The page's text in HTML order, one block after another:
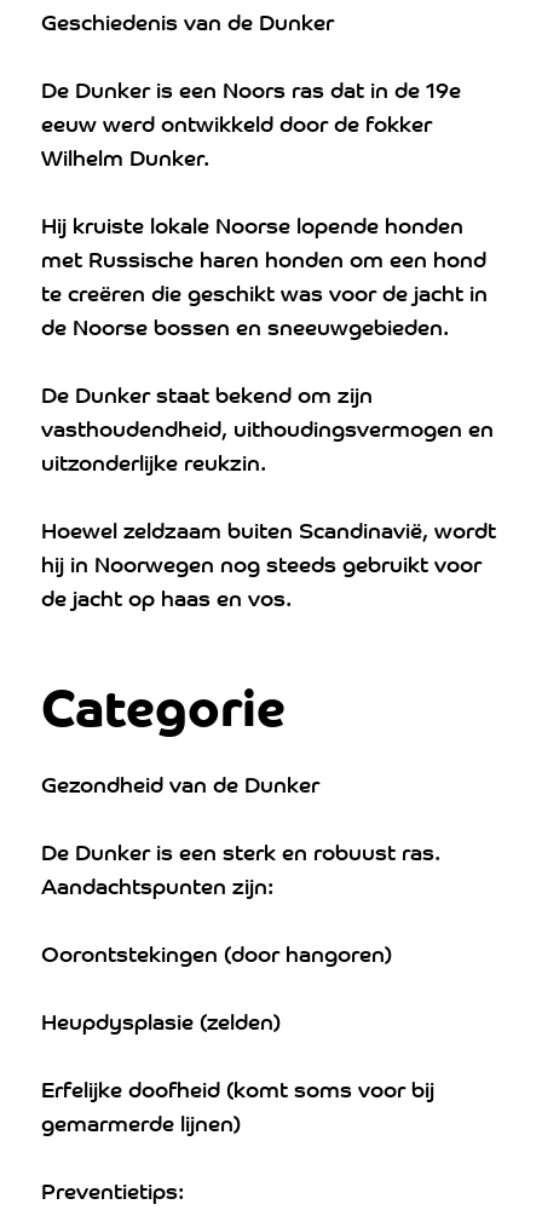
Geschiedenis van de Dunker
De Dunker is een Noors ras dat in de 19e
eeuw werd ontwikkeld door de fokker
Wilhelm Dunker.
Hij kruiste lokale Noorse lopende honden
met Russische haren honden om een hond
te creëren die geschikt was voor de jacht in
de Noorse bossen en sneeuwgebieden.
De Dunker staat bekend om zijn
vasthoudendheid, uithoudingsvermogen en
uitzonderlijke reukzin.
Hoewel zeldzaam buiten Scandinavië, wordt
hij in Noorwegen nog steeds gebruikt voor
de jacht op haas en vos.
Categorie
Gezondheid van de Dunker
De Dunker is een sterk en robuust ras.
Aandachtspunten zijn:
Oorontstekingen (door hangoren)
Heupdysplasie (zelden)
Erfelijke doofheid (komt soms voor bij
gemarmerde lijnen)
Preventietips: